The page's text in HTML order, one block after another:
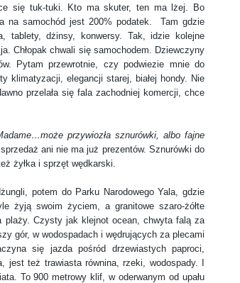
tuk-tuki. Kto ma skuter, ten ma lżej. Bo
na samochód jest 200% podatek. Tam gdzie
tablety, dżinsy, konwersy. Tak, idzie kolejne
Chłopak chwali się samochodem. Dziewczyny
Pytam przewrotnie, czy podwiezie mnie do
klimatyzacji, elegancji starej, białej hondy. Nie
przelała się fala zachodniej komercji, chce
przywiozła sznurówki, albo fajne
ani nie ma już prezentów. Sznurówki do
żyłka i sprzęt wędkarski.
potem do Parku Narodowego Yala, gdzie
żyją swoim życiem, a granitowe szaro-żółte
plaży. Czysty jak klejnot ocean, chwyta falą za
gór, w wodospadach i wędrujących za plecami
się jazda pośród drzewiastych paproci,
jest też trawiasta równina, rzeki, wodospady. I
To 900 metrowy klif, w oderwanym od upału